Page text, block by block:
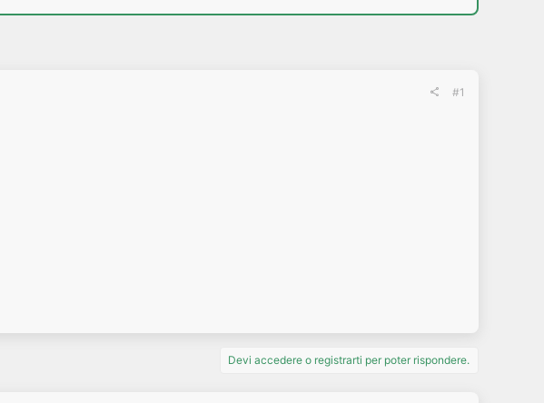
#1
Devi accedere o registrarti per poter rispondere.